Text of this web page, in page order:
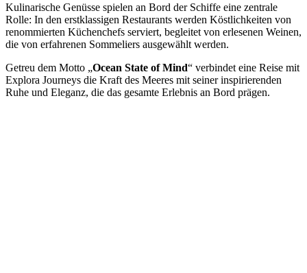
Kulinarische Genüsse spielen an Bord der Schiffe eine zentrale
Rolle: In den erstklassigen Restaurants werden Köstlichkeiten von
renommierten Küchenchefs serviert, begleitet von erlesenen Weinen,
die von erfahrenen Sommeliers ausgewählt werden.
Getreu dem Motto „Ocean State of Mind“ verbindet eine Reise mit
Explora Journeys die Kraft des Meeres mit seiner inspirierenden
Ruhe und Eleganz, die das gesamte Erlebnis an Bord prägen.